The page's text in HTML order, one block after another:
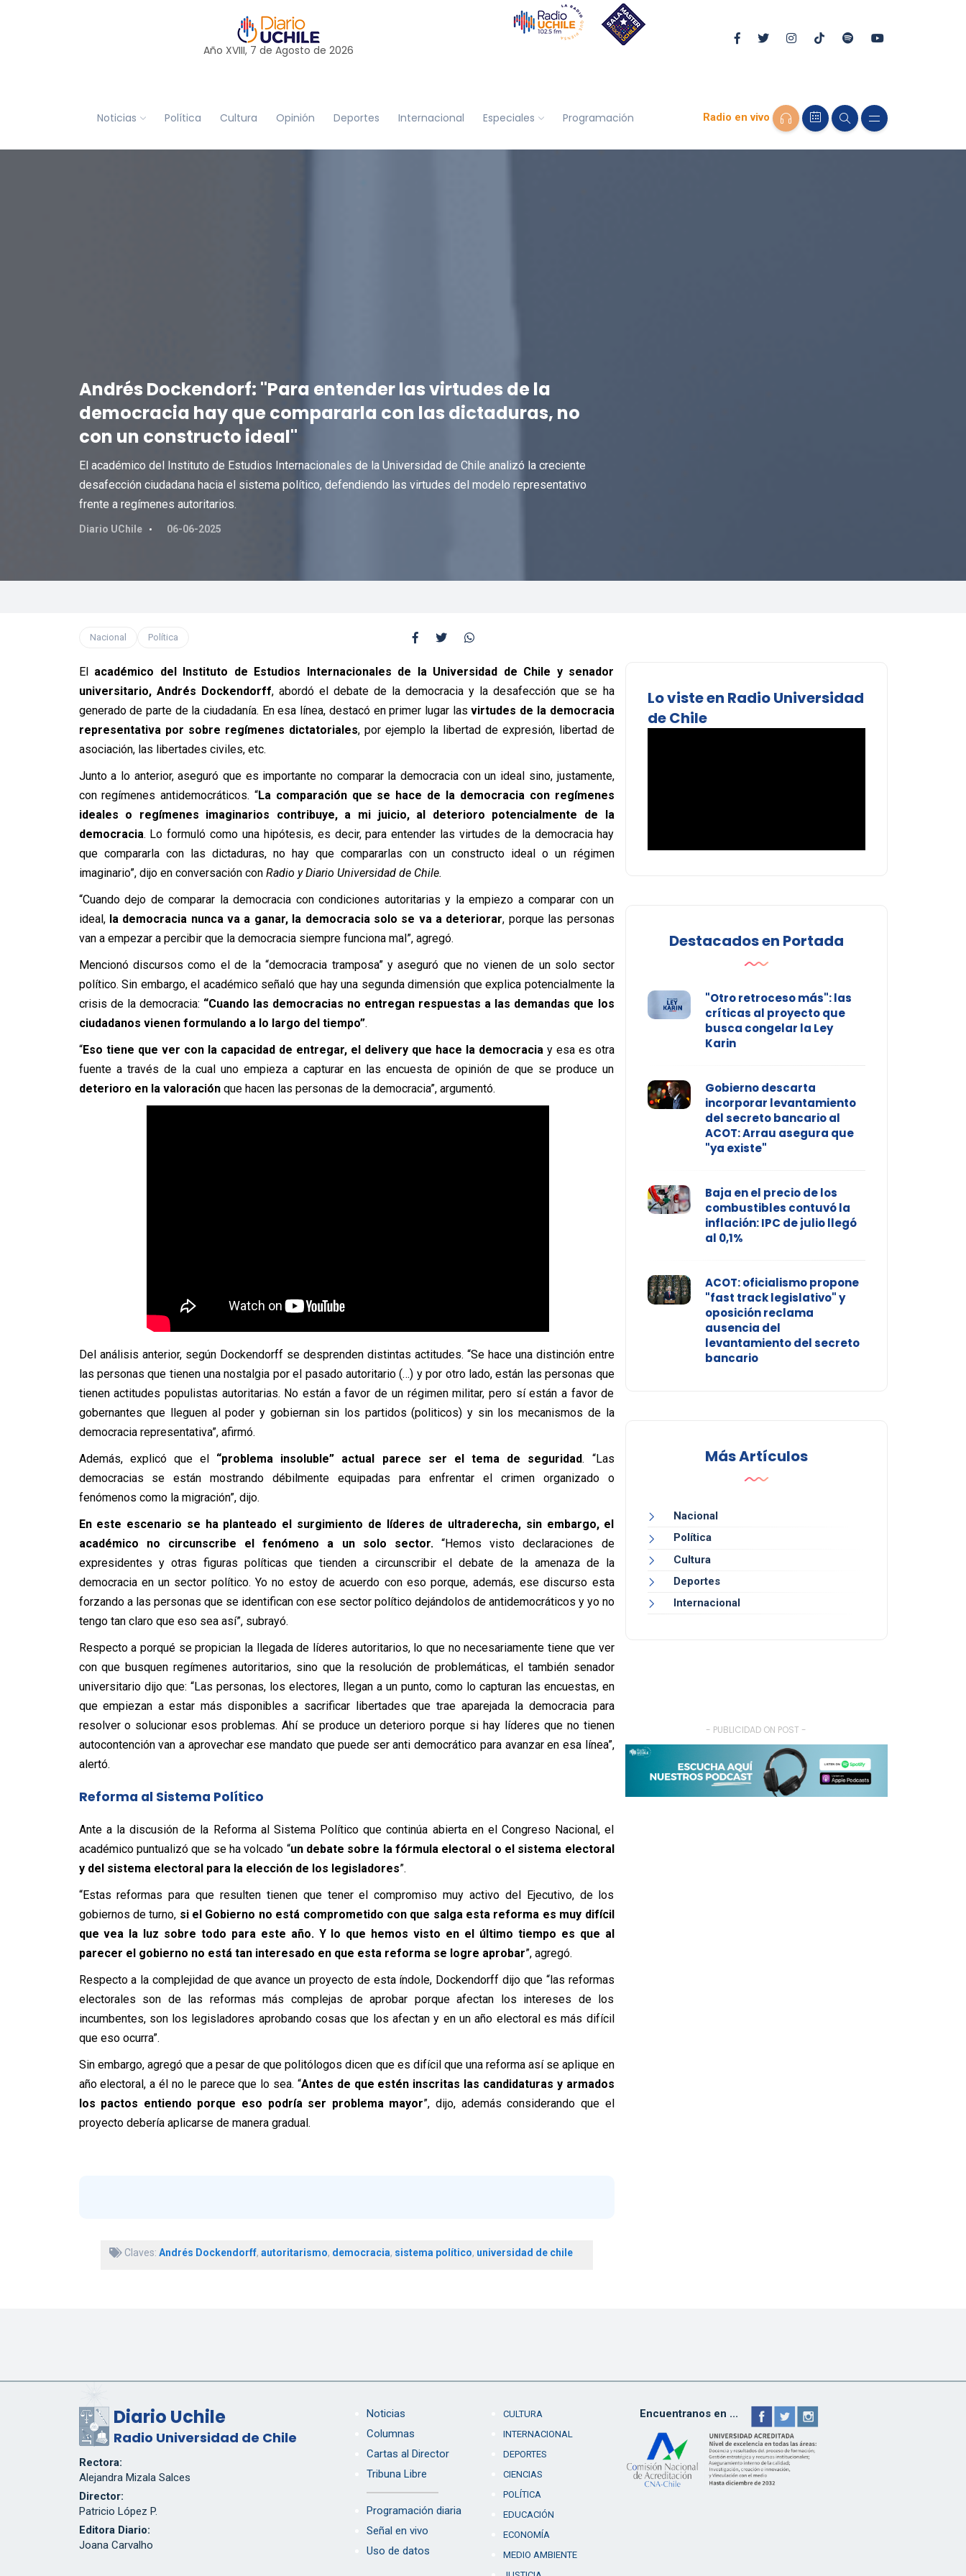
Año XVIII, 7 de Agosto de 2026
Noticias Política Cultura Opinión Deportes Internacional Especiales Programación Radio en vivo
Andrés Dockendorf: "Para entender las virtudes de la
democracia hay que compararla con las dictaduras, no
con un constructo ideal"
El académico del Instituto de Estudios Internacionales de la Universidad de Chile analizó la creciente
desafección ciudadana hacia el sistema político, defendiendo las virtudes del modelo representativo
frente a regímenes autoritarios.
Diario UChile 06-06-2025
Nacional Política
Elacadémico del Instituto de Estudios Internacionales de la Universidad de Chile y senador
universitario, Andrés Dockendorff, abordó el debate de la democracia y la desafección que se ha
generado de parte de la ciudadanía. En esa línea, destacó en primer lugar lasvirtudes de la democracia
representativa por sobre regímenes dictatoriales, por ejemplo la libertad de expresión, libertad de
asociación, las libertades civiles, etc.
Junto a lo anterior, aseguró que es importante no comparar la democracia con un ideal sino, justamente,
con regímenes antidemocráticos. “La comparación que se hace de la democracia con regímenes
ideales o regímenes imaginarios contribuye, a mi juicio, al deterioro potencialmente de la
democracia. Lo formuló como una hipótesis, es decir, para entender las virtudes de la democracia hay
que compararla con las dictaduras, no hay que compararlas con un constructo ideal o un régimen
imaginario”, dijo en conversación con Radio y Diario Universidad de Chile.
“Cuando dejo de comparar la democracia con condiciones autoritarias y la empiezo a comparar con un
ideal, la democracia nunca va a ganar, la democracia solo se va a deteriorar, porque las personas
van a empezar a percibir que la democracia siempre funciona mal”, agregó.
Mencionó discursos como el de la “democracia tramposa” y aseguró que no vienen de un solo sector
político.Sin embargo, el académico señaló que hay una segunda dimensión que explica potencialmente la
crisis de la democracia: “Cuando las democracias no entregan respuestas a las demandas que los
ciudadanos vienen formulando a lo largo del tiempo”.
“Eso tiene que ver con la capacidad de entregar, el delivery que hace la democraciay esa es otra
fuente a través de la cual uno empieza a capturar en las encuesta de opinión de que se produce un
deterioro en la valoraciónque hacen las personas de la democracia”, argumentó.
Del análisis anterior, según Dockendorff se desprenden distintas actitudes. “Se hace una distinción entre
las personas que tienen una nostalgia por el pasado autoritario (…) y por otro lado, están las personas que
tienen actitudes populistas autoritarias. No están a favor de un régimen militar, pero sí están a favor de
gobernantes que lleguen al poder y gobiernan sin los partidos (politicos) y sin los mecanismos de la
democracia representativa”, afirmó.
Además, explicó que el “problema insoluble” actual parece ser el tema de seguridad. “Las
democracias se están mostrando débilmente equipadas para enfrentar el crimen organizado o
fenómenos como la migración”, dijo.
En este escenario se ha planteado el surgimiento de líderes de ultraderecha, sin embargo, el
académico no circunscribe el fenómeno a un solo sector.“Hemos visto declaraciones de
expresidentes y otras figuras políticas que tienden a circunscribir el debate de la amenaza de la
democracia en un sector político. Yo no estoy de acuerdo con eso porque, además, ese discurso esta
forzando a las personas que se identifican con ese sector político dejándolos de antidemocráticos y yo no
tengo tan claro que eso sea así”, subrayó.
Respecto a porqué se propician la llegada de líderes autoritarios, lo que no necesariamente tiene que ver
con que busquen regímenes autoritarios, sino que la resolución de problemáticas, el también senador
universitario dijo que: “Las personas, los electores, llegan a un punto, como lo capturan las encuestas, en
que empiezan a estar más disponibles a sacrificar libertades que trae aparejada la democracia para
resolver o solucionar esos problemas. Ahí se produce un deterioro porque si hay líderes que no tienen
autocontención van a aprovechar ese mandato que puede ser anti democrático para avanzar en esa línea”,
alertó.
Reforma al Sistema Político
Ante a la discusión de la Reforma al Sistema Político que continúa abierta en el Congreso Nacional, el
académico puntualizó que se ha volcado “un debate sobre la fórmula electoral o el sistema electoral
y del sistema electoral para la elección de los legisladores”.
“Estas reformas para que resulten tienen que tener el compromiso muy activo del Ejecutivo, de los
gobiernos de turno, si el Gobierno no está comprometido con que salga esta reforma es muy difícil
que vea la luz sobre todo para este año. Y lo que hemos visto en el último tiempo es que al
parecer el gobierno no está tan interesado en que esta reforma se logre aprobar”, agregó.
Respecto a la complejidad de que avance un proyecto de esta índole, Dockendorff dijo que “las reformas
electorales son de las reformas más complejas de aprobar porque afectan los intereses de los
incumbentes, son los legisladores aprobando cosas que los afectan y en un año electoral es más difícil
que eso ocurra”.
Sin embargo, agregó que a pesar de que politólogos dicen que es difícil que una reforma así se aplique en
año electoral, a él no le parece que lo sea. “Antes de que estén inscritas las candidaturas y armados
los pactos entiendo porque eso podría ser problema mayor”, dijo, además considerando que el
proyecto debería aplicarse de manera gradual.
Claves: Andrés Dockendorff, autoritarismo, democracia, sistema político, universidad de chile
Lo viste en Radio Universidad
de Chile
Destacados en Portada
"Otro retroceso más": las
críticas al proyecto que
busca congelar la Ley
Karin
Gobierno descarta
incorporar levantamiento
del secreto bancario al
ACOT: Arrau asegura que
"ya existe"
Baja en el precio de los
combustibles contuvó la
inflación: IPC de julio llegó
al 0,1%
ACOT: oficialismo propone
"fast track legislativo" y
oposición reclama
ausencia del
levantamiento del secreto
bancario
Más Artículos
Nacional
Política
Cultura
Deportes
Internacional
- PUBLICIDAD ON POST -
Diario Uchile
Radio Universidad de Chile
Rectora:
Alejandra Mizala Salces
Director:
Patricio López P.
Editora Diario:
Joana Carvalho
Noticias
Columnas
Cartas al Director
Tribuna Libre
Programación diaria
Señal en vivo
Uso de datos
CULTURA
INTERNACIONAL
DEPORTES
CIENCIAS
POLÍTICA
EDUCACIÓN
ECONOMÍA
MEDIO AMBIENTE
Encuentranos en ...